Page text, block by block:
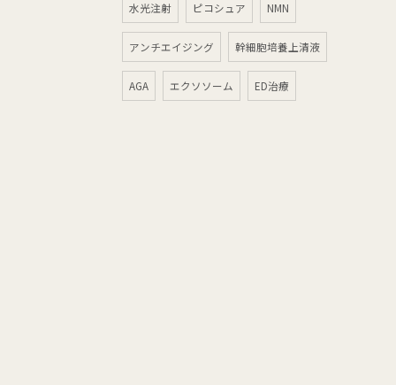
水光注射 ピコシュア NMN
アンチエイジング 幹細胞培養上清液
AGA エクソソーム ED治療